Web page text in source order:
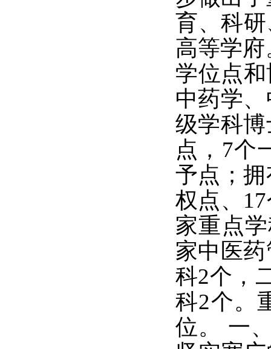
育、科
高等学
学位点
中药学
级学科
点，7个
予点；
权点、
家重点
家中医
科2个，
科2个。
位。 一